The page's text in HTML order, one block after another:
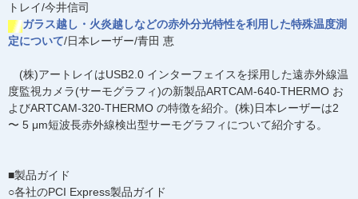
トレイ/今井信司
ガラス越し・火炎越しなどの赤外分光特性を利用した特殊温度測
定について/日本レーザー/青田 恵
(株)アートレイはUSB2.0 インターフェイスを採用した遠赤外線温
度監視カメラ(サーモグラフィ)の新製品ARTCAM-640-THERMO お
よびARTCAM-320-THERMO の特徴を紹介。(株)日本レーザーは2
〜 5 μm短波長赤外線検出型サーモグラフィについて紹介する。
■製品ガイド
○各社のPCI Express製品ガイド